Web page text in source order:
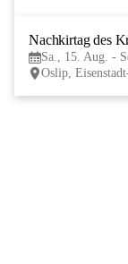
Nachkirtag des
Sa., 15. Aug. -
Oslip,